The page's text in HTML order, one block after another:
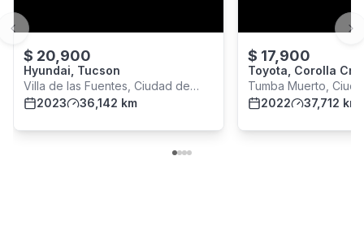
$ 20,900
Hyundai, Tucson
Villa de las Fuentes, Ciudad de
Panamá
2023 36,142 km
$ 17,900
Toyota, Corolla
Tumba Muerto,
2022
37,712 km
Previous slide